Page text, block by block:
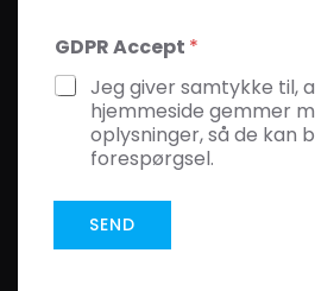
GDPR Accept *
Jeg giver samtykke til,
hjemmeside gemmer
oplysninger, så de kan
forespørgsel.
SEND